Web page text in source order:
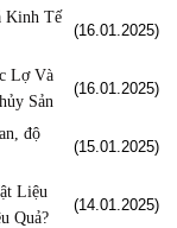
Kinh Tế
(16.01.2025)
Lợ Và
Sản
(16.01.2025)
độ
(15.01.2025)
Liệu
Quả?
(14.01.2025)